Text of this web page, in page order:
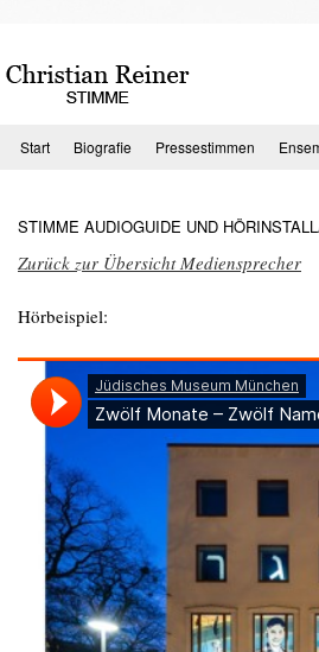
springen
Start Biografie Pressestimmen
STIMME AUDIOGUIDE UND
Zurück zur Übersicht Mediensprecher
Hörbeispiel: